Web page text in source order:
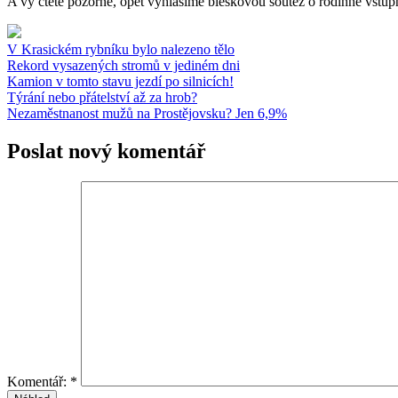
V Krasickém rybníku bylo nalezeno tělo
Rekord vysazených stromů v jediném dni
Kamion v tomto stavu jezdí po silnicích!
Týrání nebo přátelství až za hrob?
Nezaměstnanost mužů na Prostějovsku? Jen 6,9%
Poslat nový komentář
Komentář: *